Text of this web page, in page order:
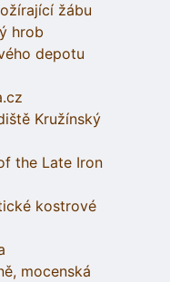
žábu
hrob
depotu
Kružínský
the Late Iron
kostrové
mocenská